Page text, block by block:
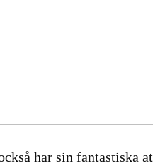
har sin fantastiska